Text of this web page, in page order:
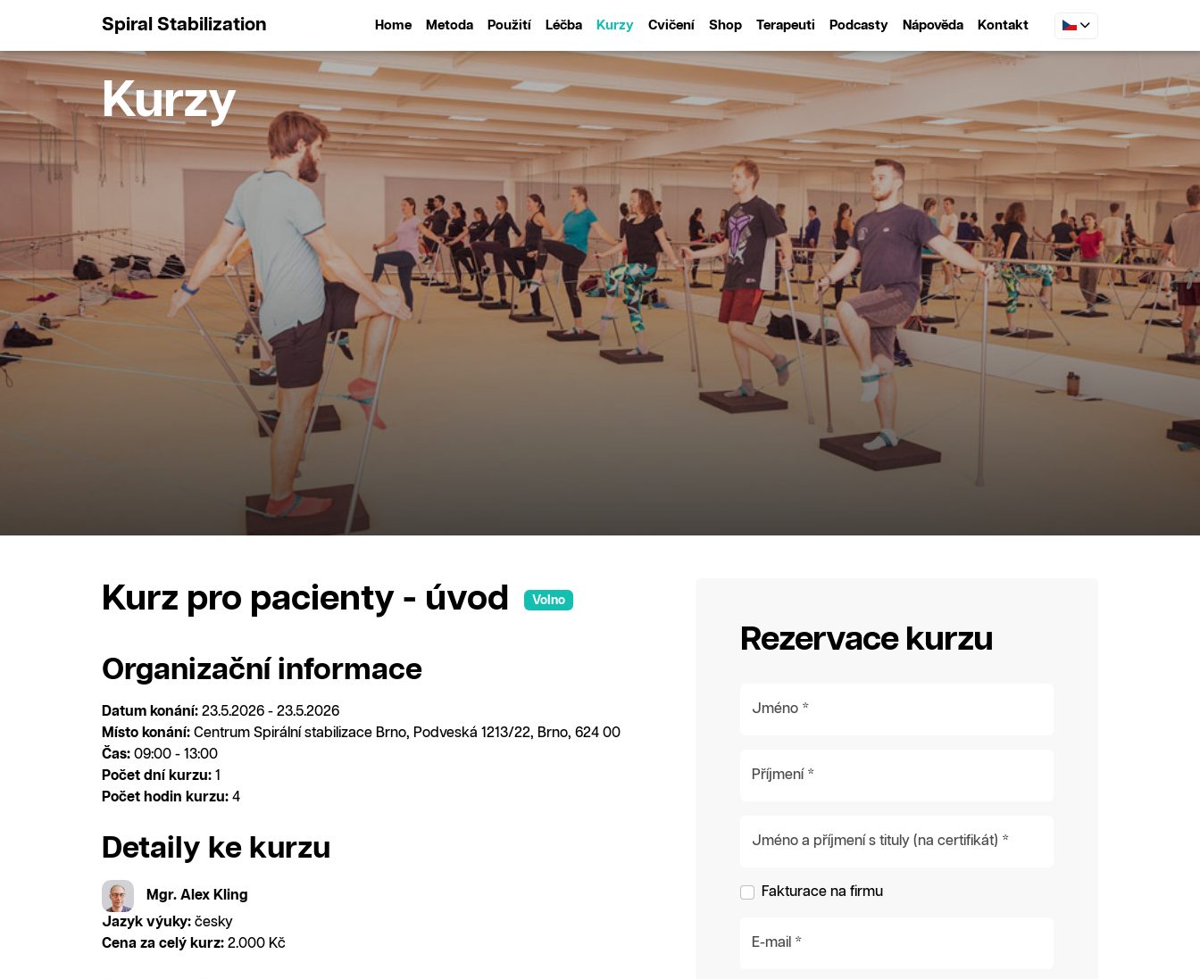
Spiral Stabilization Home Metoda Použití Léčba Kurzy Cvičení Shop Terapeuti Podcasty Nápověda Kontakt
Kurzy
Kurz pro pacienty - úvod Volno
Organizační informace
Datum konání: 23.5.2026 - 23.5.2026
Místo konání: Centrum Spirální stabilizace Brno, Podveská 1213/22, Brno, 624 00
Čas: 09:00 - 13:00
Počet dní kurzu: 1
Počet hodin kurzu: 4
Detaily ke kurzu
Mgr. Alex Kling
Jazyk výuky: česky
Cena za celý kurz: 2.000 Kč
Rezervace kurzu
Jméno *
Příjmení *
Jméno a příjmení s tituly (na certifikát) *
Fakturace na firmu
E-mail *